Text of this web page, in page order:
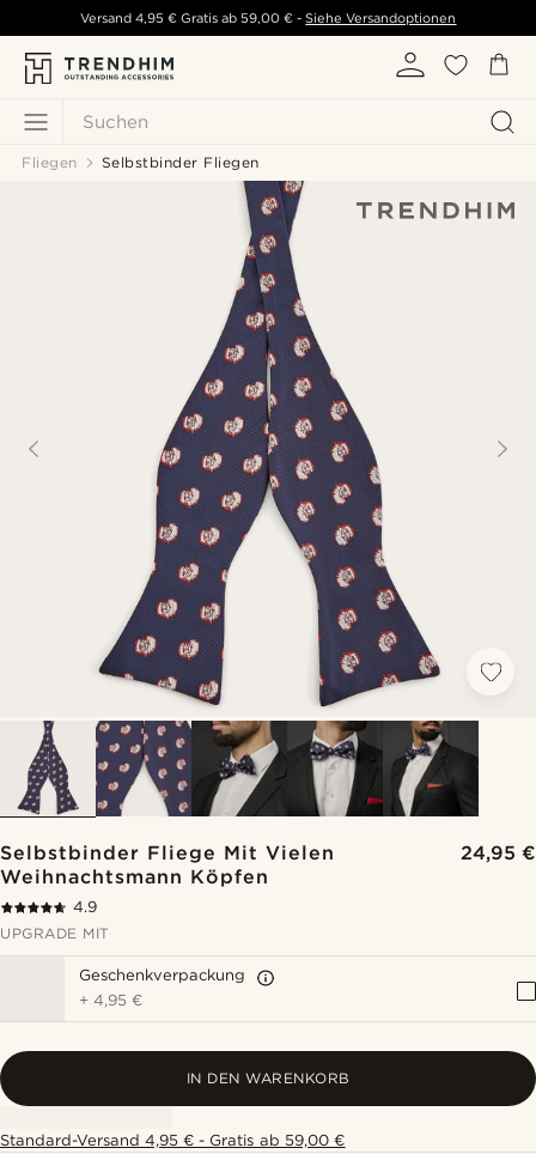
Suchen
Versand 4,95 € Gratis ab 59,00 € - Siehe Versandoptionen
Fliegen Selbstbinder Fliegen
Selbstbinder Fliege Mit Vielen
Weihnachtsmann Köpfen
24,95 €
4.9
UPGRADE MIT
Geschenkverpackung
+4,95 €
IN DEN WARENKORB
Standard-Versand 4,95 € - Gratis ab 59,00 €